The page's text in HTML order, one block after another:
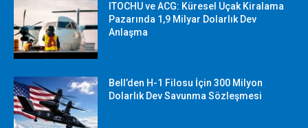
ITOCHU ve ACG: Küresel Uçak Kiralama
Pazarında 1,9 Milyar Dolarlık Dev
Anlaşma
Bell’den H-1 Filosu İçin 300 Milyon
Dolarlık Dev Savunma Sözleşmesi